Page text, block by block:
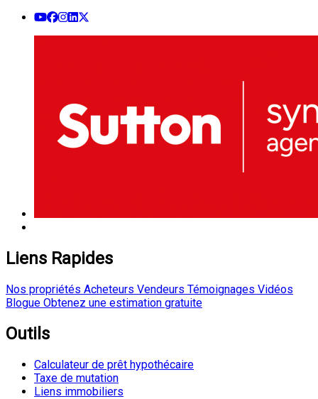
Liens Rapides
Nos propriétés Acheteurs Vendeurs Témoignages Vidéos
Blogue Obtenez une estimation gratuite
Outils
Calculateur de prêt hypothécaire
Taxe de mutation
Liens immobiliers